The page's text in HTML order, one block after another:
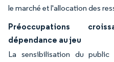
le marché et l'allocation des
Préoccupations
dépendance au jeu
La sensibilisation du